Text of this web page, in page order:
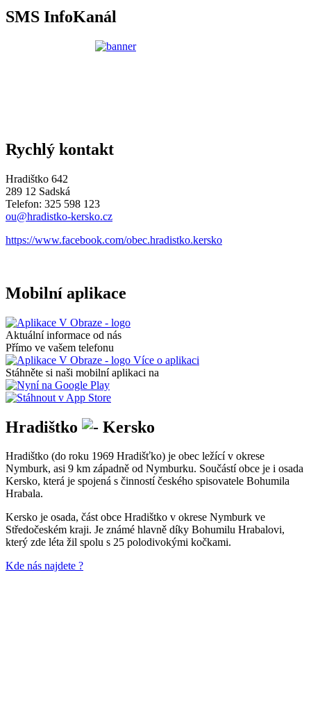
SMS InfoKanál
Rychlý kontakt
Hradištko 642
289 12 Sadská
Telefon: 325 598 123
ou@hradistko-kersko.cz
https://www.facebook.com/obec.hradistko.kersko
Mobilní aplikace
Aktuální informace od nás
Přímo ve vašem telefonu
Více o aplikaci
Stáhněte si naši mobilní aplikaci na
Hradištko Kersko
Hradištko (do roku 1969 Hradišťko) je obec ležící v okrese
Nymburk, asi 9 km západně od Nymburku. Součástí obce je i osada
Kersko, která je spojená s činností českého spisovatele Bohumila
Hrabala.
Kersko je osada, část obce Hradištko v okrese Nymburk ve
Středočeském kraji. Je známé hlavně díky Bohumilu Hrabalovi,
který zde léta žil spolu s 25 polodivokými kočkami.
Kde nás najdete ?